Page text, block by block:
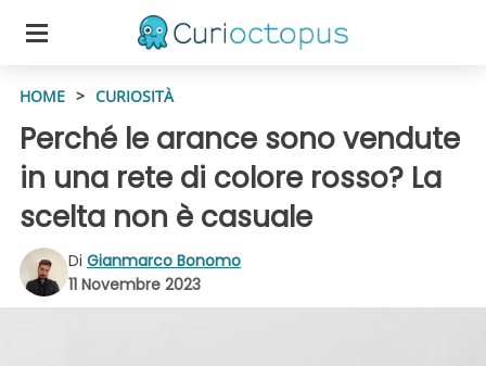
HOME > CURIOSITÀ
Perché le arance sono vendute
in una rete di colore rosso? La
scelta non è casuale
Di Gianmarco Bonomo
11 Novembre 2023